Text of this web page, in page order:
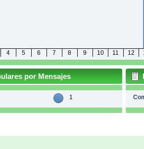
4 5 6 7 8 9 10 11 12
por Mensajes
1